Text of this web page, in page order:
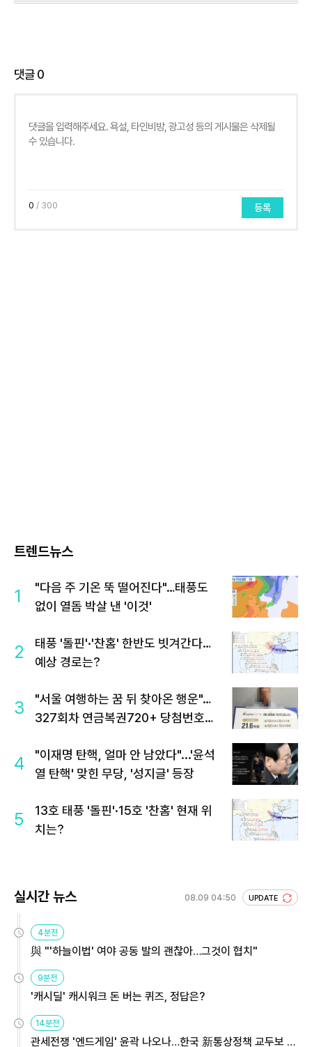
댓글0
0 / 300 등록
트렌드뉴스
1
"다음 주 기온 뚝 떨어진다"…태풍도
없이 열돔 박살 낸 '이것'
2
태풍 '돌핀'·'찬홈' 한반도 빗겨간다…
예상 경로는?
3
"서울 여행하는 꿈 뒤 찾아온 행운"…
327회차 연금복권720+ 당첨번호조
4
"이재명 탄핵, 얼마 안 남았다"...'윤석
열 탄핵' 맞힌 무당, '성지글' 등장
5
13호 태풍 '돌핀'·15호 '찬홈' 현재 위
치는?
실시간 뉴스 08.09 04:50 UPDATE
4분전
與 "'하늘이법' 여야 공동 발의 괜찮아…그것이 협치"
9분전
'캐시딜' 캐시워크 돈 버는 퀴즈, 정답은?
14분전
관세전쟁 '엔드게임' 윤곽 나오나…한국 新통상정책 교두보 활